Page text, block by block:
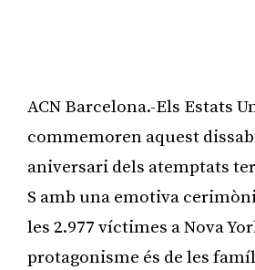
ACN Barcelona.-Els Estats
commemoren aquest
aniversari dels atemptats
S amb una emotiva
les 2.977 víctimes a Nova
protagonisme és de les